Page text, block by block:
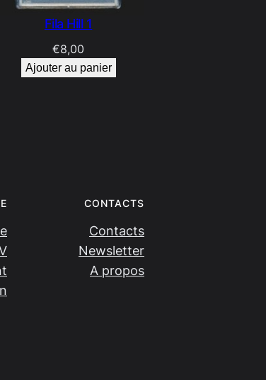
Fila Hill 1
€8,00
Ajouter au panier
CONTACTS
Contacts
Newsletter
A propos